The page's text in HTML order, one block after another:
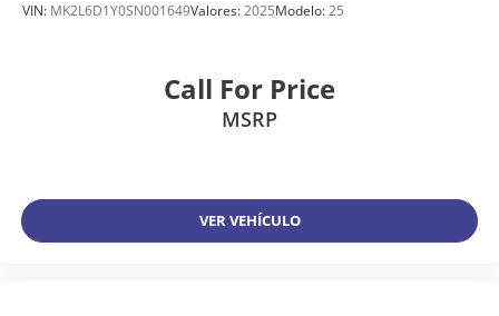
VIN: MK2L6D1Y0SN001649Valores:2025Modelo:25
Call For Price
MSRP
VER VEHÍCULO